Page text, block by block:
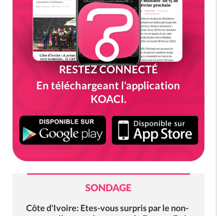
RESTEZ CONNECTÉ
En téléchargeant l'application
KOACI.
SONDAGE
Côte d'Ivoire: Etes-vous surpris par le non-